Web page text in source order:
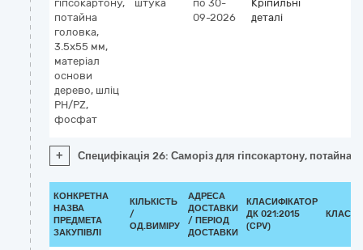
гіпсокартону,
потайна
головка,
3.5х55 мм,
матеріал
основи
дерево, шліц
PH/PZ,
фосфат
штука
по 30-
09-2026
Кріпильні
деталі
+ Специфікація 26: Саморіз для гіпсокартону,
КОНКРЕТНА
НАЗВА
ПРЕДМЕТА
ЗАКУПІВЛІ
КІЛЬКІСТЬ
/
ОД.ВИМІРУ
АДРЕСА
ДОСТАВКИ
/ ПЕРІОД
ДОСТАВКИ
КЛАСИФІКАТОР
ДК 021:2015
(CPV)